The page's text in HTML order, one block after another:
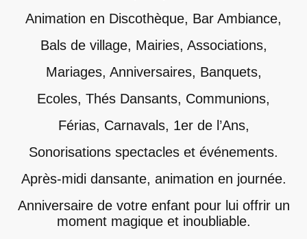
Animation en Discothèque, Bar Ambiance,
Bals de village, Mairies, Associations,
Mariages, Anniversaires, Banquets,
Ecoles, Thés Dansants, Communions,
Férias, Carnavals, 1er de l’Ans,
Sonorisations spectacles et événements.
Après-midi dansante, animation en journée.
Anniversaire de votre enfant pour lui offrir un
moment magique et inoubliable.